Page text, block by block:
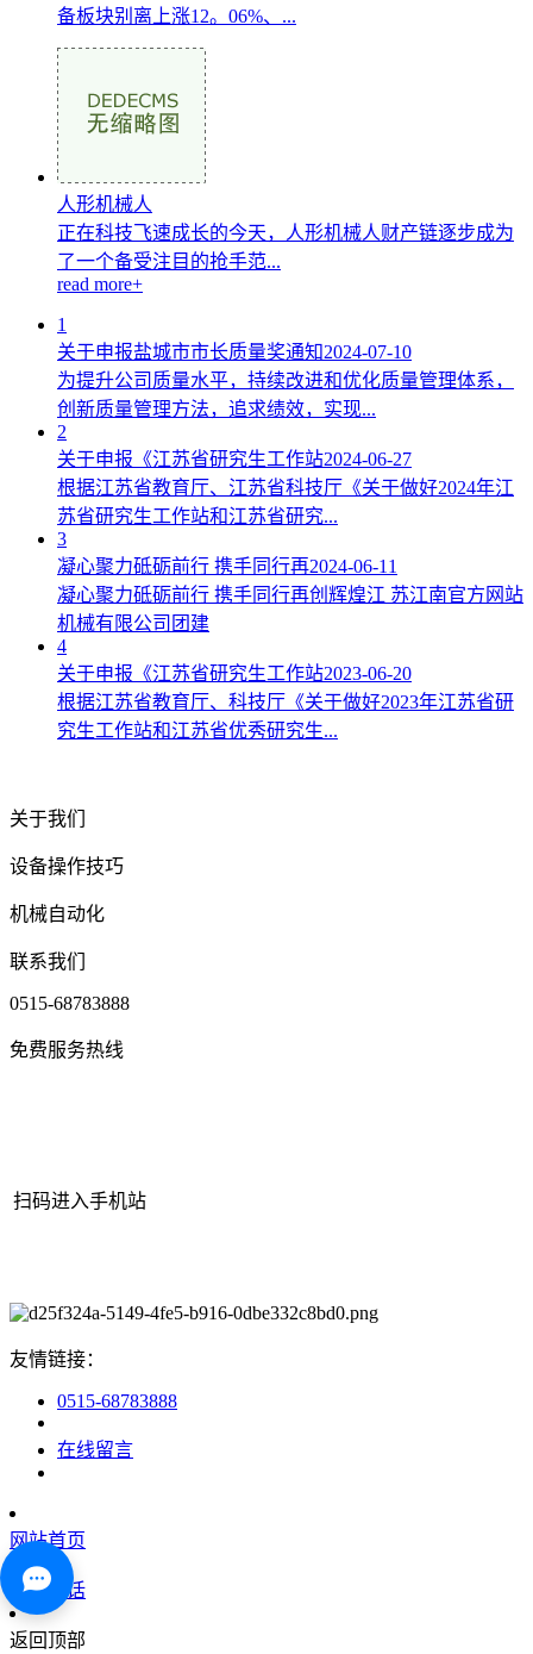
备板块别离上涨12。06%、...
人形机械人
正在科技飞速成长的今天，人形机械人财产链逐步成为
了一个备受注目的抢手范...
read more+
1
关于申报盐城市市长质量奖通知2024-07-10
为提升公司质量水平，持续改进和优化质量管理体系，
创新质量管理方法，追求绩效，实现...
2
关于申报《江苏省研究生工作站2024-06-27
根据江苏省教育厅、江苏省科技厅《关于做好2024年江
苏省研究生工作站和江苏省研究...
3
凝心聚力砥砺前行 携手同行再2024-06-11
凝心聚力砥砺前行 携手同行再创辉煌江 苏江南官方网站
机械有限公司团建
4
关于申报《江苏省研究生工作站2023-06-20
根据江苏省教育厅、科技厅《关于做好2023年江苏省研
究生工作站和江苏省优秀研究生...
关于我们
设备操作技巧
机械自动化
联系我们
0515-68783888
免费服务热线
扫码进入手机站
友情链接：
0515-68783888
在线留言
网站首页
咨询电话
返回顶部